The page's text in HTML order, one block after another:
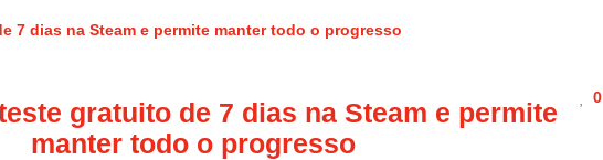
0
gratuito de 7 dias na Steam e permite
manter todo o progresso